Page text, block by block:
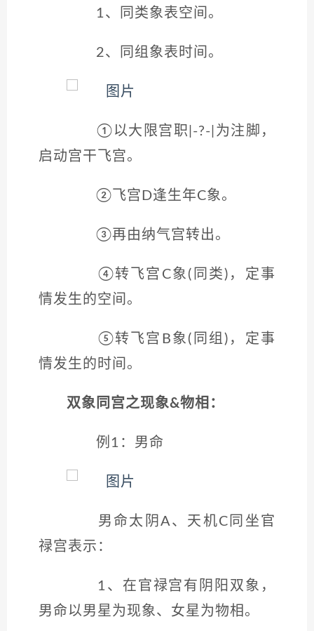
1、同类象表空间。
2、同组象表时间。
①以大限宫职|-?-|为注脚，
启动宫干飞宫。
②飞宫D逢生年C象。
③再由纳气宫转出。
④转飞宫C象(同类)，定事
情发生的空间。
⑤转飞宫B象(同组)，定事
情发生的时间。
双象同宫之现象&物相：
例1：男命
男命太阴A、天机C同坐官
禄宫表示：
1、在官禄宫有阴阳双象，
男命以男星为现象、女星为物相。